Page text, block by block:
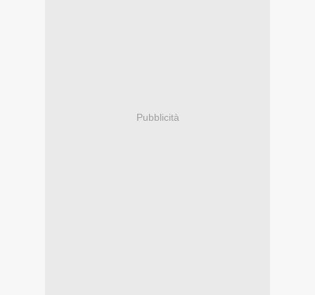
Pubblicità